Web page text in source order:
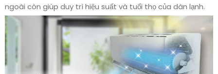
ngoài còn giúp duy trì hiệu suất và tuổi thọ của dàn lạnh.